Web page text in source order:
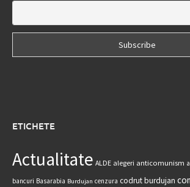
ETICHETE
Actualitate ALDE alegeri anticomunism
bancuri Basarabia Burdujan cenzura codrut burdujan